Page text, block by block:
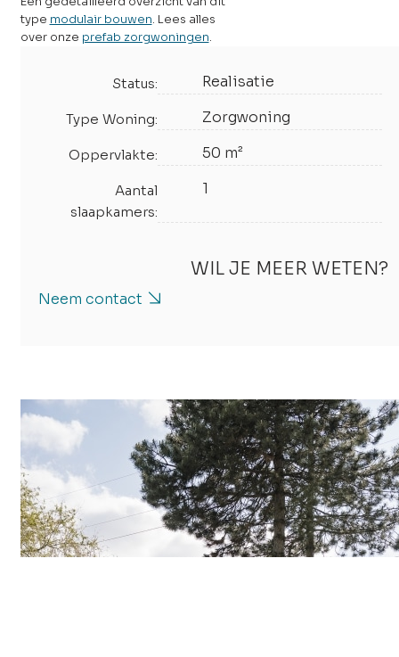
type modulair bouwen. Lees alles
over onze prefab zorgwoningen.
Status: Realisatie
Type Woning: Zorgwoning
Oppervlakte: 50 m²
Aantal
slaapkamers:
1
WIL JE MEER WETEN?
Neem contact